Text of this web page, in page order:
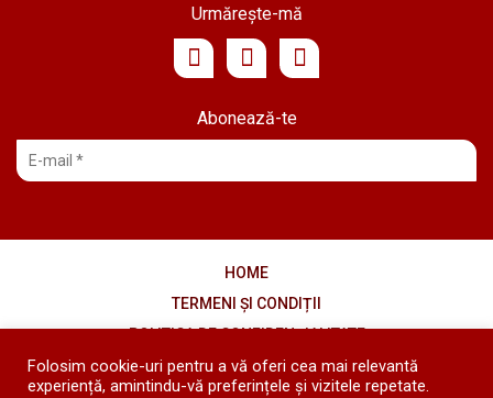
Abonează-te
Urmărește-mă
HOME
TERMENI ȘI CONDIȚII
POLITICA DE CONFIDENȚIALITATE
COOKIES
Folosim cookie-uri pentru a vă oferi cea mai relevantă
experiență, amintindu-vă preferințele și vizitele repetate.